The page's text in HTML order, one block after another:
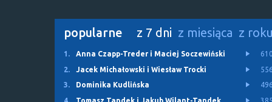
popularne z 7 dni z miesiąca z
1. Anna Czapp-Treder i Maciej Soczewiński
2.
Jacek Michałowski i Wiesław Trocki
3.
Dominika Kudlińska